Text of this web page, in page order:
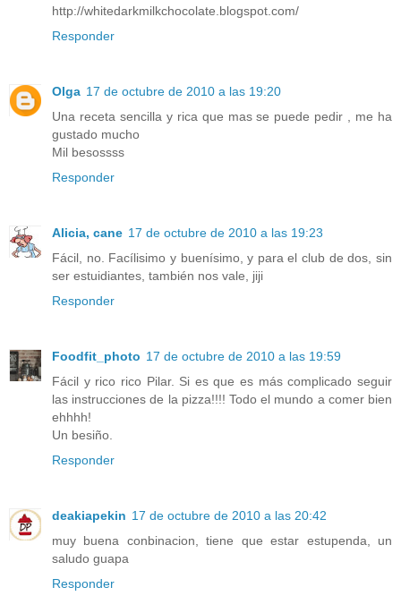
http://whitedarkmilkchocolate.blogspot.com/
Responder
Olga 17 de octubre de 2010 a las 19:20
Una receta sencilla y rica que mas se puede pedir , me ha
gustado mucho
Mil besossss
Responder
Alicia, cane 17 de octubre de 2010 a las 19:23
Fácil, no. Facílisimo y buenísimo, y para el club de dos, sin
ser estuidiantes, también nos vale, jiji
Responder
Foodfit_photo 17 de octubre de 2010 a las 19:59
Fácil y rico rico Pilar. Si es que es más complicado seguir
las instrucciones de la pizza!!!! Todo el mundo a comer bien
ehhhh!
Un besiño.
Responder
deakiapekin 17 de octubre de 2010 a las 20:42
muy buena conbinacion, tiene que estar estupenda, un
saludo guapa
Responder